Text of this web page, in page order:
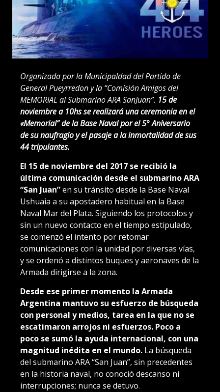
Organizada por la Municipaldad del Partido de
General Pueyrredon y la “Comisión Amigos del
MEMORIAL al SubmarinoARA SanJuan”. 15 de
noviembre a 10hs se realizará una ceremonia en el
«Memorial” de la Base Naval por el 5° Aniversario
de su naufragio y el pasaje a la inmortalidad de sus
44 tripulantes.
El 15 de noviembre del 2017 se recibió la
última comunicación desde el submarino ARA
“San Juan”en su tránsito desde la Base Naval
Ushuaia a su apostadero habitual en la Base
Naval Mar del Plata. Siguiendo los protocolos y
sin un nuevo contacto en el tiempo estipulado,
se comenzó el intento por retomar
comunicaciones con la unidad por diversas vías,
y se ordenó a distintos buques y aeronaves de la
Armada dirigirse a la zona.
Desde ese primer momento la Armada
Argentina mantuvo su esfuerzo de búsqueda
con personal y medios, tarea en la que no se
escatimaron arrojos ni esfuerzos. Poco a
poco se sumó la ayuda internacional, con una
magnitud inédita en el mundo. La búsqueda
del submarino ARA “San Juan”, sin precedentes
en la historia naval, no conoció descanso ni
interrupciones; nunca se detuvo.